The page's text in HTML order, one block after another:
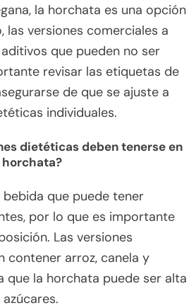
la horchata es una opción
las versiones comerciales a
que pueden no ser
revisar las etiquetas de
de que se ajuste a
individuales.
dietéticas deben tenerse en
que puede tener
por lo que es importante
Las versiones
contener arroz, canela y
que la horchata puede ser alta